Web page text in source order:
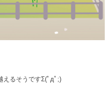
えるそうですΣ(ﾟдﾟ;)